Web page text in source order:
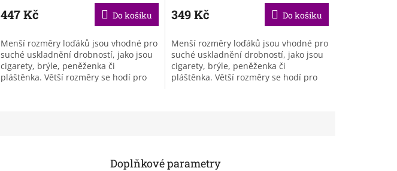
447 Kč Do košíku
Menší rozměry loďáků jsou vhodné pro
suché uskladnění drobností, jako jsou
cigarety, brýle, peněženka či
pláštěnka. Větší rozměry se hodí pro
produktu
je
z
5
hvězdiček.
349 Kč Do košíku
Menší rozměry loďáků jsou vhodné pro
suché uskladnění drobností, jako jsou
cigarety, brýle, peněženka či
pláštěnka. Větší rozměry se hodí pro
Doplňkové parametry